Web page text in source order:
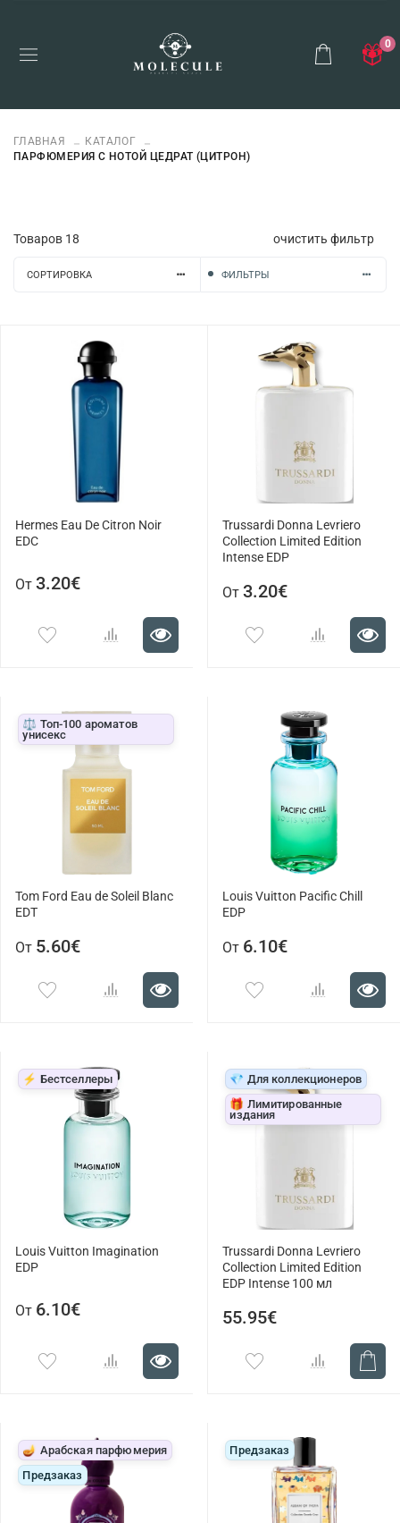
0
ГЛАВНАЯ
КАТАЛОГ
ПАРФЮМЕРИЯ С НОТОЙ ЦЕДРАТ (ЦИТРОН)
Товаров 18 очистить фильтр
СОРТИРОВКА ФИЛЬТРЫ
Hermes Eau De Citron Noir
EDC
От 3.20€
Trussardi Donna Levriero
Collection Limited Edition
Intense EDP
От 3.20€
⚖️ Топ-100 ароматов
унисекс
Tom Ford Eau de Soleil Blanc
EDT
От 5.60€
Louis Vuitton Pacific Chill
EDP
От 6.10€
⚡ Бестселлеры
Louis Vuitton Imagination
EDP
От 6.10€
💎 Для коллекционеров
🎁 Лимитированные
издания
Trussardi Donna Levriero
Collection Limited Edition
EDP Intense 100 мл
55.95€
🪔 Арабская парфюмерия
Предзаказ
Предзаказ